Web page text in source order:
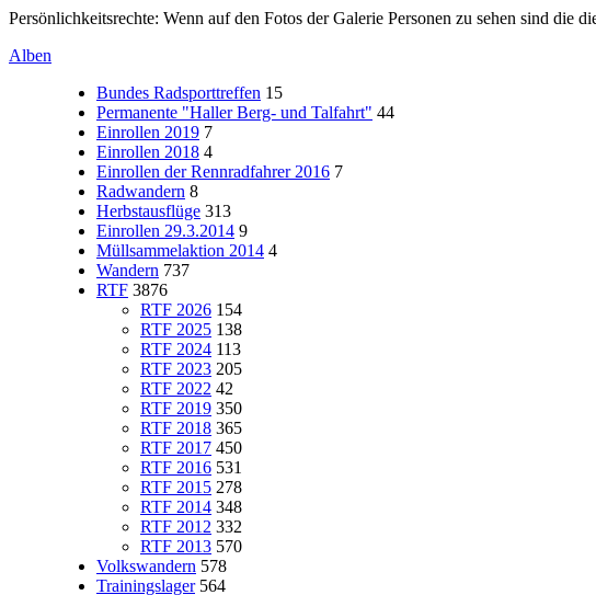
Persönlichkeitsrechte: Wenn auf den Fotos der Galerie Personen zu sehen sind
Alben
Bundes Radsporttreffen 15
Permanente "Haller Berg- und Talfahrt" 44
Einrollen 2019 7
Einrollen 2018 4
Einrollen der Rennradfahrer 2016 7
Radwandern 8
Herbstausflüge 313
Einrollen 29.3.2014 9
Müllsammelaktion 2014 4
Wandern 737
RTF 3876
RTF 2026 154
RTF 2025 138
RTF 2024 113
RTF 2023 205
RTF 2022 42
RTF 2019 350
RTF 2018 365
RTF 2017 450
RTF 2016 531
RTF 2015 278
RTF 2014 348
RTF 2012 332
RTF 2013 570
Volkswandern 578
Trainingslager 564